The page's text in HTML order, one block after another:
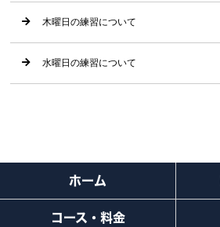
木曜日の練習について
水曜日の練習について
ホーム
コース・料金